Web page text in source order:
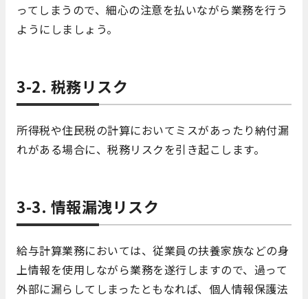
ってしまうので、細心の注意を払いながら業務を行う
ようにしましょう。
3-2. 税務リスク
所得税や住民税の計算においてミスがあったり納付漏
れがある場合に、税務リスクを引き起こします。
3-3. 情報漏洩リスク
給与計算業務においては、従業員の扶養家族などの身
上情報を使用しながら業務を遂行しますので、過って
外部に漏らしてしまったともなれば、個人情報保護法